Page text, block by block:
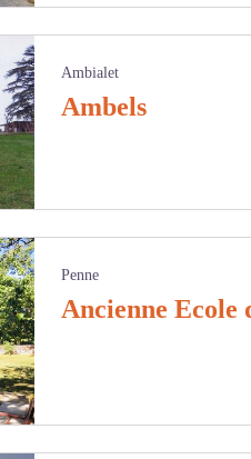
Ambialet
Ambels
Penne
Ancienne Ecole